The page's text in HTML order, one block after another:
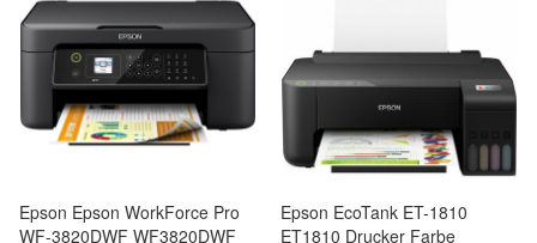
Epson Epson WorkForce Pro
WF-3820DWF WF3820DWF
Epson EcoTank ET-1810
ET1810 Drucker Farbe